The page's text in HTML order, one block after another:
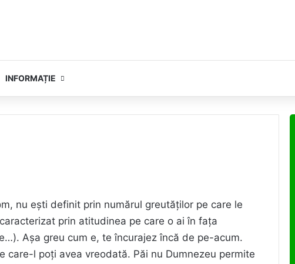
INFORMAȚIE
nu ești definit prin numărul greutăților pe care le
prin atitudinea pe care o ai în fața
Așa greu cum e, te încurajez încă de pe-acum.
care-l poți avea vreodată. Păi nu Dumnezeu permite